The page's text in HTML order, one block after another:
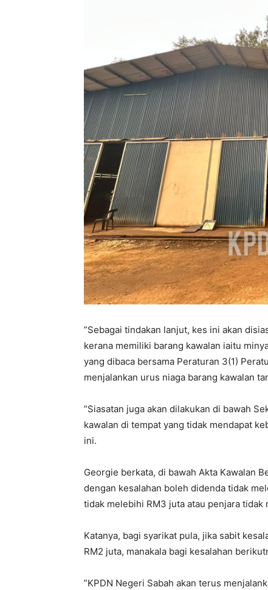
”Sebagai tindakan lanjut, kes ini akan
kerana memiliki barang kawalan iaitu
yang dibaca bersama Peraturan 3(1)
menjalankan urus niaga barang kawalan
”Siasatan juga akan dilakukan di bawah
kawalan di tempat yang tidak mendapat
ini.
Georgie berkata, di bawah Akta Kawalan
dengan kesalahan boleh didenda tidak
tidak melebihi RM3 juta atau penjara
Katanya, bagi syarikat pula, jika sabit
RM2 juta, manakala bagi kesalahan
”KPDN Negeri Sabah akan terus